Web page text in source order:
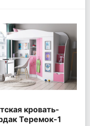
кровать-
Теремок-1